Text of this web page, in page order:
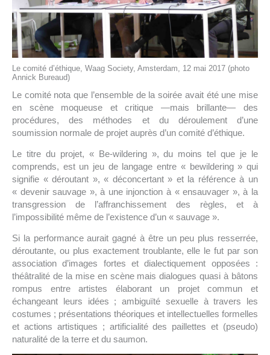
Le comité d’éthique, Waag Society, Amsterdam, 12 mai 2017 (photo
Annick Bureaud)
Le comité nota que l’ensemble de la soirée avait été une mise
en scène moqueuse et critique —mais brillante— des
procédures, des méthodes et du déroulement d’une
soumission normale de projet auprès d’un comité d’éthique.
Le titre du projet, « Be-wildering », du moins tel que je le
comprends, est un jeu de langage entre « bewildering » qui
signifie « déroutant », « déconcertant » et la référence à un
« devenir sauvage », à une injonction à « ensauvager », à la
transgression de l’affranchissement des règles, et à
l’impossibilité même de l’existence d’un « sauvage ».
Si la performance aurait gagné à être un peu plus resserrée,
déroutante, ou plus exactement troublante, elle le fut par son
association d’images fortes et dialectiquement opposées :
théâtralité de la mise en scène mais dialogues quasi à bâtons
rompus entre artistes élaborant un projet commun et
échangeant leurs idées ; ambiguïté sexuelle à travers les
costumes ; présentations théoriques et intellectuelles formelles
et actions artistiques ; artificialité des paillettes et (pseudo)
naturalité de la terre et du saumon.